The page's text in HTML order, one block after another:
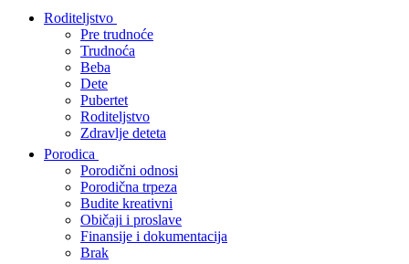
Roditeljstvo
Pre trudnoće
Trudnoća
Beba
Dete
Pubertet
Roditeljstvo
Zdravlje deteta
Porodica
Porodični odnosi
Porodična trpeza
Budite kreativni
Običaji i proslave
Finansije i dokumentacija
Brak